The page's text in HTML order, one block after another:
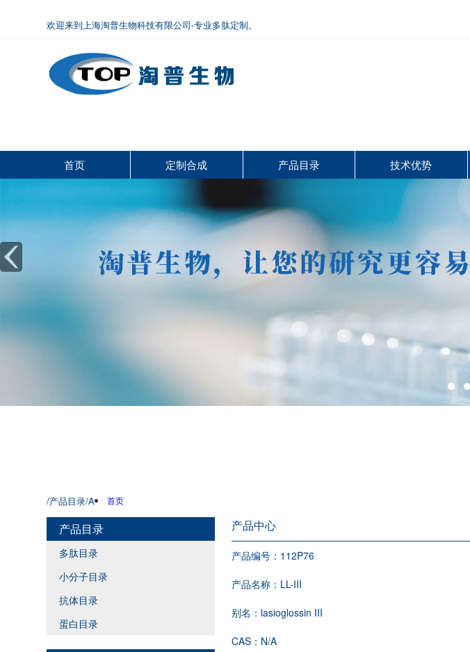
欢迎来到上海淘普生物科技有限公司-专业多肽定制。
首页 定制合成 产品目录 技术优势
首页
/产品目录/A
产品目录
多肽目录
小分子目录
抗体目录
蛋白目录
产品中心
产品编号： 112P76
产品名称： LL-III
别名： lasioglossin III
CAS： N/A